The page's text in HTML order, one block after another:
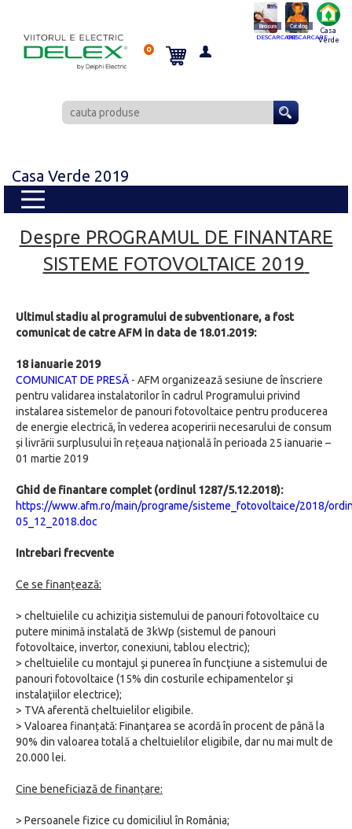
0
Brosura
DESCARCARE
Catalog
DESCARCARE
Casa
Verde
Casa Verde 2019
Despre PROGRAMUL DE FINANTARE
SISTEME FOTOVOLTAICE 2019
Ultimul stadiu al programului de subventionare, a fost
comunicat de catre AFM in data de 18.01.2019:
18 ianuarie 2019
COMUNICAT DE PRESĂ - AFM organizează sesiune de înscriere
pentru validarea instalatorilor în cadrul Programului privind
instalarea sistemelor de panouri fotovoltaice pentru producerea
de energie electrică, în vederea acoperirii necesarului de consum
și livrării surplusului în rețeaua națională în perioada 25 ianuarie –
01 martie 2019
Ghid de finantare complet (ordinul 1287/5.12.2018):
https://www.afm.ro/main/programe/sisteme_fotovoltaice/2018/
05_12_2018.doc
Intrebari frecvente
Ce se finanțează:
> cheltuielile cu achiziţia sistemului de panouri fotovoltaice cu
putere minimă instalată de 3kWp (sistemul de panouri
fotovoltaice, invertor, conexiuni, tablou electric);
> cheltuielile cu montajul şi punerea în funcţiune a sistemului de
panouri fotovoltaice (15% din costurile echipamentelor şi
instalaţiilor electrice);
> TVA aferentă cheltuielilor eligibile.
> Valoarea finanțată: Finanţarea se acordă în procent de până la
90% din valoarea totală a cheltuielilor eligibile, dar nu mai mult de
20.000 lei.
Cine beneficiază de finanțare:
> Persoanele fizice cu domiciliul în România;